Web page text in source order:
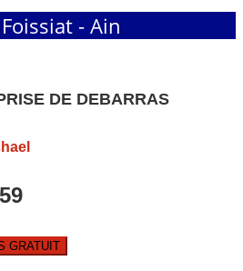
- Ain
DE DEBARRAS
GRATUIT